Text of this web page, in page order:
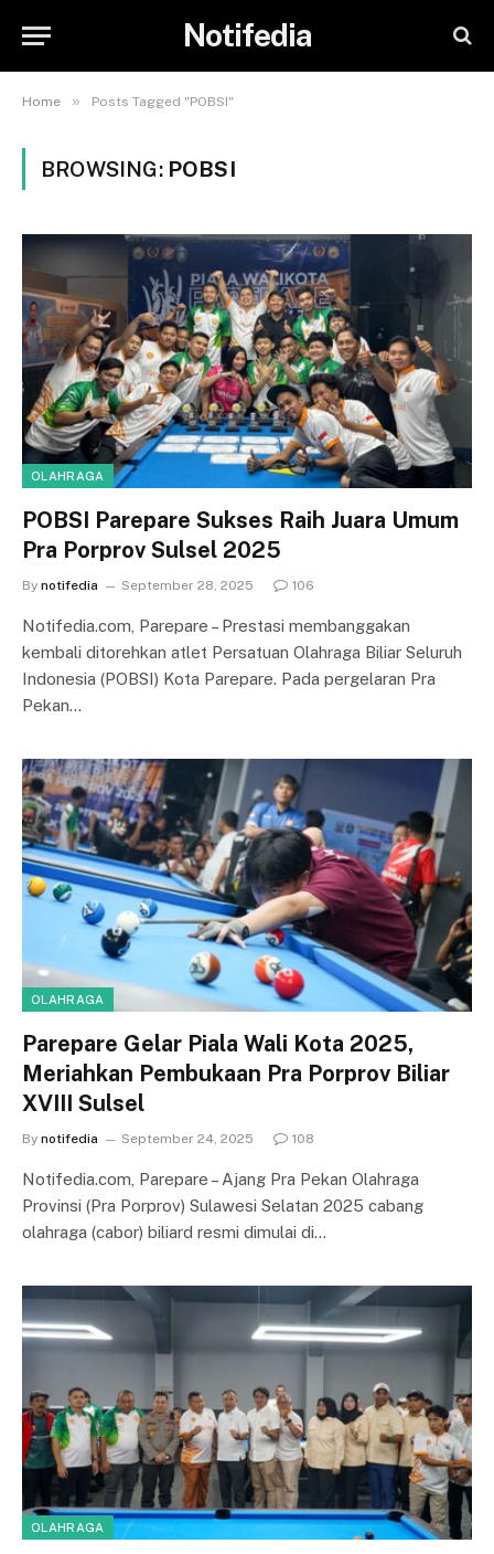
Notifedia
Home » Posts Tagged "POBSI"
BROWSING: POBSI
OLAHRAGA
POBSI Parepare Sukses Raih Juara Umum
Pra Porprov Sulsel 2025
By notifedia September 28, 2025 106
Notifedia.com, Parepare – Prestasi membanggakan
kembali ditorehkan atlet Persatuan Olahraga Biliar Seluruh
Indonesia (POBSI) Kota Parepare. Pada pergelaran Pra
Pekan…
OLAHRAGA
Parepare Gelar Piala Wali Kota 2025,
Meriahkan Pembukaan Pra Porprov Biliar
XVIII Sulsel
By notifedia September 24, 2025 108
Notifedia.com, Parepare – Ajang Pra Pekan Olahraga
Provinsi (Pra Porprov) Sulawesi Selatan 2025 cabang
olahraga (cabor) biliard resmi dimulai di…
OLAHRAGA